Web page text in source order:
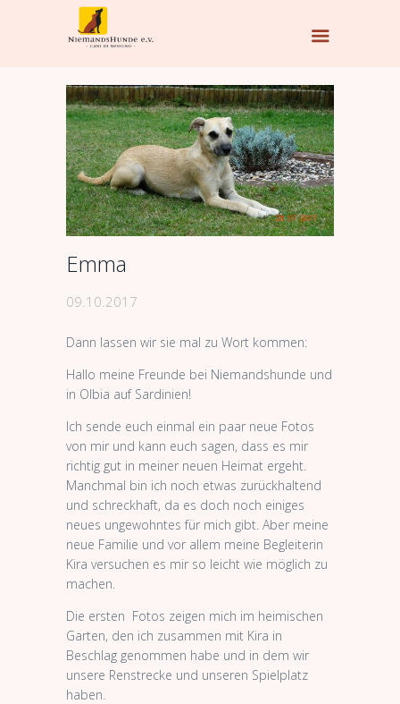
Emma
09.10.2017
Dann lassen wir sie mal zu Wort kommen:
Hallo meine Freunde bei Niemandshunde und
in Olbia auf Sardinien!
Ich sende euch einmal ein paar neue Fotos
von mir und kann euch sagen, dass es mir
richtig gut in meiner neuen Heimat ergeht.
Manchmal bin ich noch etwas zurückhaltend
und schreckhaft, da es doch noch einiges
neues ungewohntes für mich gibt. Aber meine
neue Familie und vor allem meine Begleiterin
Kira versuchen es mir so leicht wie möglich zu
machen.
Die ersten Fotos zeigen mich im heimischen
Garten, den ich zusammen mit Kira in
Beschlag genommen habe und in dem wir
unsere Renstrecke und unseren Spielplatz
haben.